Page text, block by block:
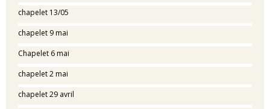
chapelet 13/05
chapelet 9 mai
Chapelet 6 mai
chapelet 2 mai
chapelet 29 avril